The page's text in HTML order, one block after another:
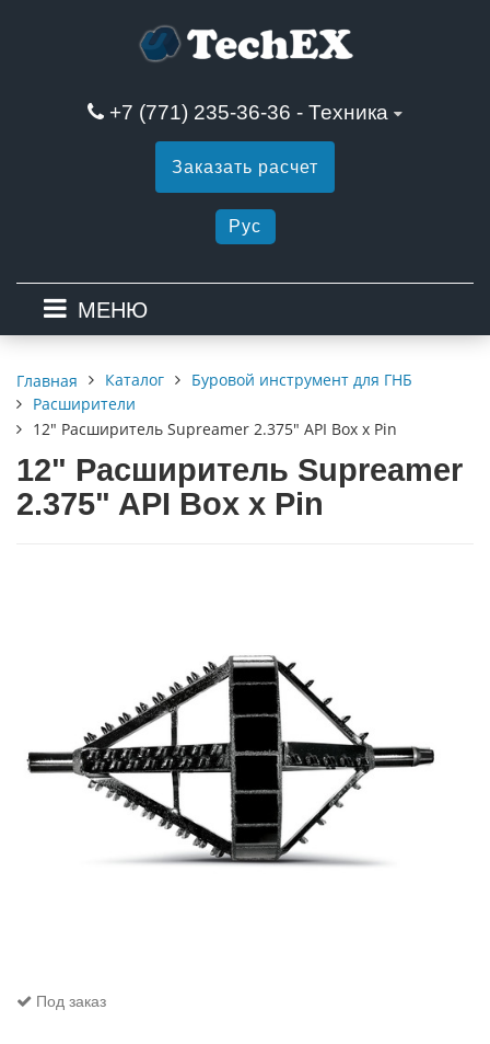
+7 (771) 235-36-36 - Техника
Заказать расчет
Рус
МЕНЮ
Главная Каталог
Буровой инструмент для ГНБ
Расширители
12" Расширитель Supreamer 2.375" API Box x Pin
12" Расширитель Supreamer
2.375" API Box x Pin
Под заказ